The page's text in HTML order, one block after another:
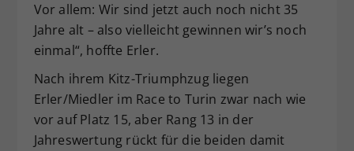
Vor allem: Wir sind jetzt auch noch nicht 35
Jahre alt – also vielleicht gewinnen wir’s noch
einmal“, hoffte Erler.
Nach ihrem Kitz-Triumphzug liegen
Erler/Miedler im Race to Turin zwar nach wie
vor auf Platz 15, aber Rang 13 in der
Jahreswertung rückt für die beiden damit